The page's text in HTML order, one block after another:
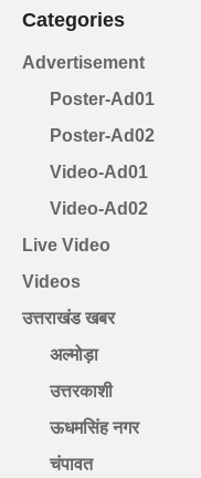
Categories
Advertisement
Poster-Ad01
Poster-Ad02
Video-Ad01
Video-Ad02
Live Video
Videos
उत्तराखंड खबर
अल्मोड़ा
उत्तरकाशी
ऊधमसिंह नगर
चंपावत